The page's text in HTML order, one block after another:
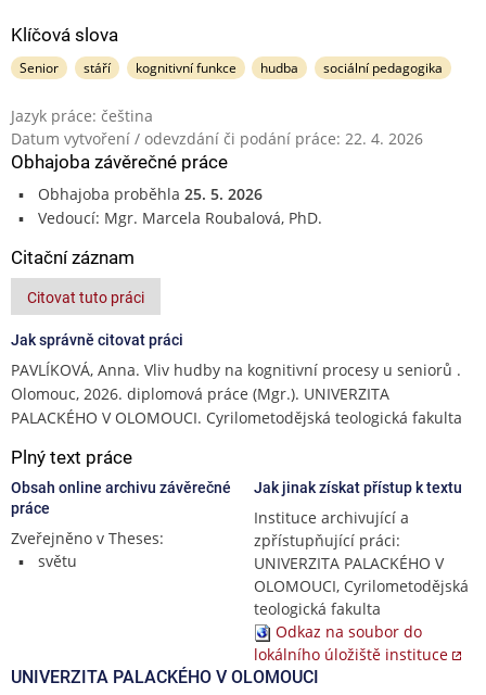
Klíčová slova
Senior stáří kognitivní funkce hudba sociální pedagogika
Jazyk práce: čeština
Datum vytvoření / odevzdání či podání práce: 22. 4. 2026
Obhajoba závěrečné práce
Obhajoba proběhla 25. 5. 2026
Vedoucí: Mgr. Marcela Roubalová, PhD.
Citační záznam
Citovat tuto práci
Jak správně citovat práci
PAVLÍKOVÁ, Anna. Vliv hudby na kognitivní procesy u seniorů .
Olomouc, 2026. diplomová práce (Mgr.). UNIVERZITA
PALACKÉHO V OLOMOUCI. Cyrilometodějská teologická fakulta
Plný text práce
Obsah online archivu závěrečné
práce
Zveřejněno v Theses:
světu
Jak jinak získat přístup k textu
Instituce archivující a
zpřístupňující práci:
UNIVERZITA PALACKÉHO V
OLOMOUCI, Cyrilometodějská
teologická fakulta
Odkaz na soubor do
lokálního úložiště instituce
UNIVERZITA PALACKÉHO V OLOMOUCI